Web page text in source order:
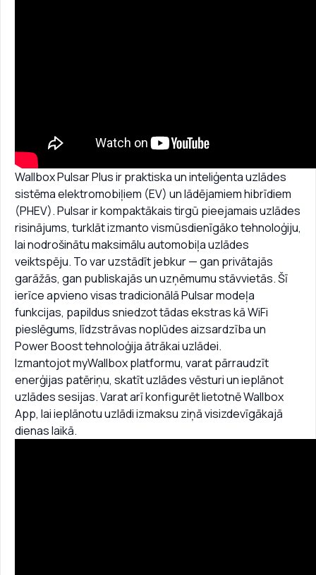
Wallbox Pulsar Plus ir praktiska un inteliģenta uzlādes
sistēma elektromobiļiem (EV) un lādējamiem hibrīdiem
(PHEV). Pulsar ir kompaktākais tirgū pieejamais uzlādes
risinājums, turklāt izmanto vismūsdienīgāko tehnoloģiju,
lai nodrošinātu maksimālu automobiļa uzlādes
veiktspēju. To var uzstādīt jebkur — gan privātajās
garāžās, gan publiskajās un uzņēmumu stāvvietās. Šī
ierīce apvieno visas tradicionālā Pulsar modeļa
funkcijas, papildus sniedzot tādas ekstras kā WiFi
pieslēgums, līdzstrāvas noplūdes aizsardzība un
Power Boost tehnoloģija ātrākai uzlādei.
Izmantojot myWallbox platformu, varat pārraudzīt
enerģijas patēriņu, skatīt uzlādes vēsturi un ieplānot
uzlādes sesijas. Varat arī konfigurēt lietotnē Wallbox
App, lai ieplānotu uzlādi izmaksu ziņā visizdevīgākajā
dienas laikā.